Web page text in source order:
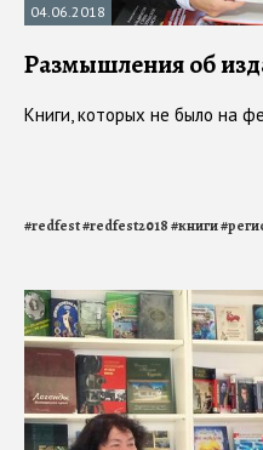
04.06.2018
Размышления об
Книги, которых не было на
#redfest#redfest2018#книги#